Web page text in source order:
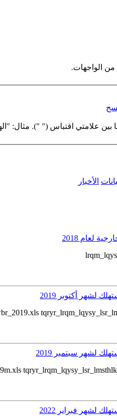
الواجهات.
علامتي اقتباس (" "). مثال:
الأخبار
لعام 2018
لشهر أكتوبر 2019
لشهر سبتمبر 2019
لشهر فبراير 2022